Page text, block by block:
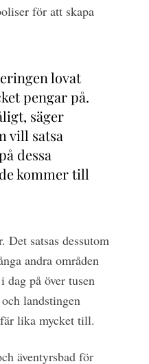
för att skapa
lovat
pengar på.
säger
vill satsa
dessa
kommer till
Det satsas dessutom
andra områden
dag på över tusen
landstingen
lika mycket till.
äventyrsbad för